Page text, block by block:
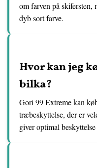
om farven på skifersten,
dyb sort farve.
Hvor kan jeg
bilka?
Gori 99 Extreme kan
træbeskyttelse, der er
giver optimal